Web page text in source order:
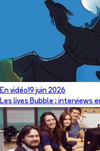
En vidéo19 juin 2026
Les lives Bubble : interviews